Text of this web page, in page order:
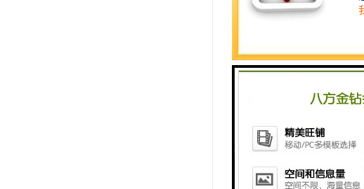
4. 数据记录和分析：系
5. 远程监控：系统支
6. 可视化界面：系统
8. 故障诊断和维护：
总体来说，塔吊安全监
了工地的安全。